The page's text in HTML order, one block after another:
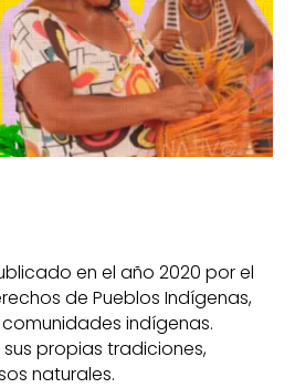
en el año 2020 por el
de Pueblos Indígenas,
comunidades indígenas.
propias tradiciones,
naturales.